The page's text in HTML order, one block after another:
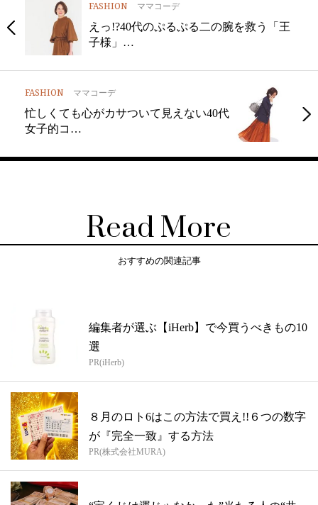
FASHION ママコーデ
えっ!?40代のぷるぷる二の腕を救う「王
子様」…
FASHION ママコーデ
忙しくても心がカサついて見えない40代
女子的コ…
Read More
おすすめの関連記事
編集者が選ぶ【iHerb】で今買うべきもの10
選
PR(iHerb)
８月のロト6はこの方法で買え!!６つの数字
が『完全一致』する方法
PR(株式会社MURA)